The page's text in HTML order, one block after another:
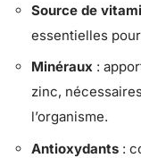
Source de
essentielles
Minéraux :
zinc,
l’organisme.
Antioxydants :